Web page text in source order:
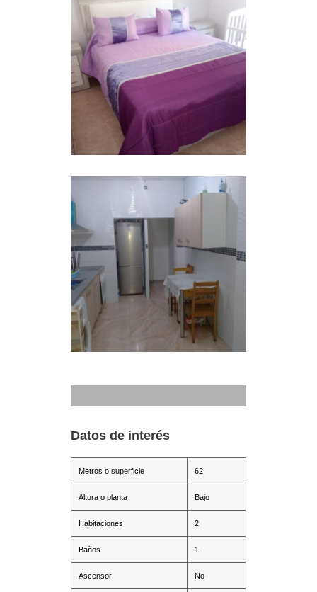
Datos de interés
Metros o superficie 62
Altura o planta Bajo
Habitaciones 2
Baños 1
Ascensor No